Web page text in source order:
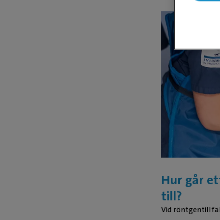
Hur går
till?
Vid